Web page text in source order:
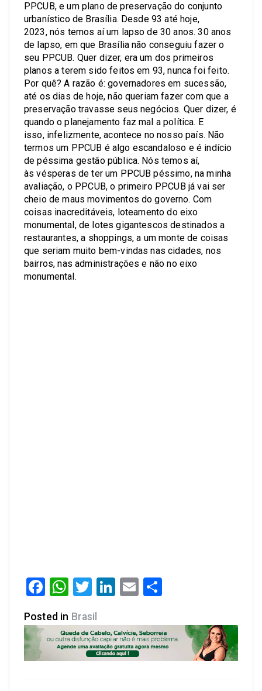
PPCUB, e um plano de preservação do conjunto
urbanístico de Brasília. Desde 93 até hoje,
2023, nós temos aí um lapso de 30 anos. 30 anos
de lapso, em que Brasília não conseguiu fazer o
seu PPCUB. Quer dizer, era um dos primeiros
planos a terem sido feitos em 93, nunca foi feito.
Por quê? A razão é: governadores em sucessão,
até os dias de hoje, não queriam fazer com que a
preservação travasse seus negócios. Quer dizer, é
quando o planejamento faz mal a política. E
isso, infelizmente, acontece no nosso país. Não
termos um PPCUB é algo escandaloso e é indício
de péssima gestão pública. Nós temos aí,
às vésperas de ter um PPCUB péssimo, na minha
avaliação, o PPCUB, o primeiro PPCUB já vai ser
cheio de maus movimentos do governo. Com
coisas inacreditáveis, loteamento do eixo
monumental, de lotes gigantescos destinados a
restaurantes, a shoppings, a um monte de coisas
que seriam muito bem-vindas nas cidades, nos
bairros, nas administrações e não no eixo
monumental.
Facebook
WhatsApp
Twitter
LinkedIn
Email
Posted in Brasil